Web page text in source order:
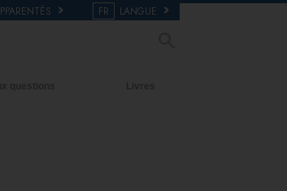
FR LANGUE
la Scientologie